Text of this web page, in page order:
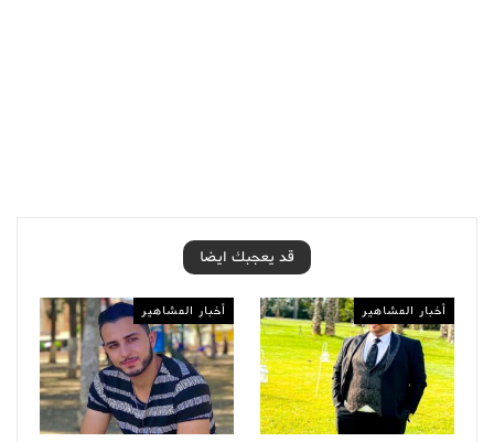
قد يعجبك ايضا
أخبار المشاهير أخبار المشاهير